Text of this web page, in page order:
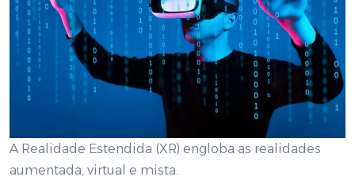
A Realidade Estendida (XR) engloba as realidades
aumentada, virtual e mista.